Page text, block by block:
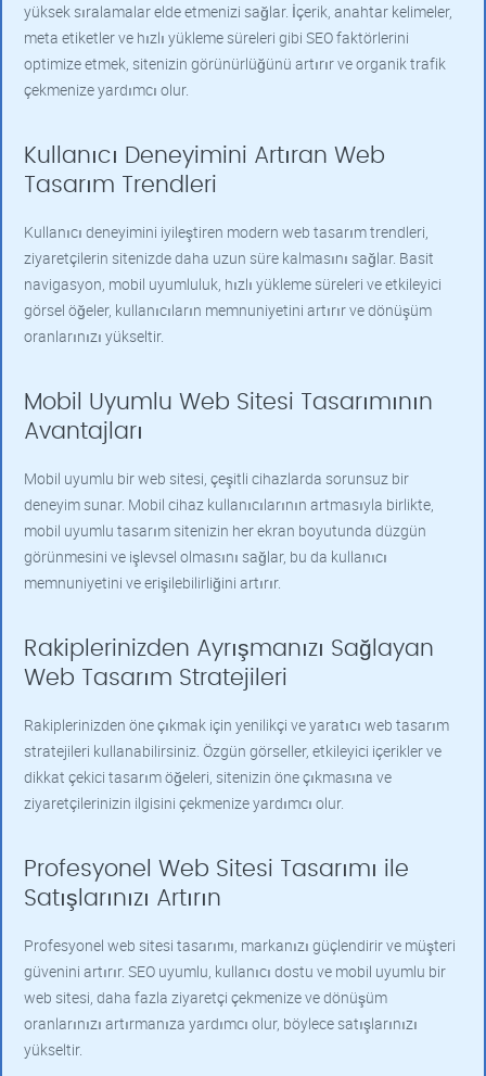
yüksek sıralamalar elde etmenizi sağlar. İçerik, anahtar kelimeler,
meta etiketler ve hızlı yükleme süreleri gibi SEO faktörlerini
optimize etmek, sitenizin görünürlüğünü artırır ve organik trafik
çekmenize yardımcı olur.
Kullanıcı Deneyimini Artıran Web
Tasarım Trendleri
Kullanıcı deneyimini iyileştiren modern web tasarım trendleri,
ziyaretçilerin sitenizde daha uzun süre kalmasını sağlar. Basit
navigasyon, mobil uyumluluk, hızlı yükleme süreleri ve etkileyici
görsel öğeler, kullanıcıların memnuniyetini artırır ve dönüşüm
oranlarınızı yükseltir.
Mobil Uyumlu Web Sitesi Tasarımının
Avantajları
Mobil uyumlu bir web sitesi, çeşitli cihazlarda sorunsuz bir
deneyim sunar. Mobil cihaz kullanıcılarının artmasıyla birlikte,
mobil uyumlu tasarım sitenizin her ekran boyutunda düzgün
görünmesini ve işlevsel olmasını sağlar, bu da kullanıcı
memnuniyetini ve erişilebilirliğini artırır.
Rakiplerinizden Ayrışmanızı Sağlayan
Web Tasarım Stratejileri
Rakiplerinizden öne çıkmak için yenilikçi ve yaratıcı web tasarım
stratejileri kullanabilirsiniz. Özgün görseller, etkileyici içerikler ve
dikkat çekici tasarım öğeleri, sitenizin öne çıkmasına ve
ziyaretçilerinizin ilgisini çekmenize yardımcı olur.
Profesyonel Web Sitesi Tasarımı ile
Satışlarınızı Artırın
Profesyonel web sitesi tasarımı, markanızı güçlendirir ve müşteri
güvenini artırır. SEO uyumlu, kullanıcı dostu ve mobil uyumlu bir
web sitesi, daha fazla ziyaretçi çekmenize ve dönüşüm
oranlarınızı artırmanıza yardımcı olur, böylece satışlarınızı
yükseltir.